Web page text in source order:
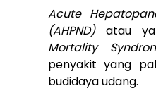
Acute
(AHPND)atau
Mortality
penyakit yang
budidaya udang.